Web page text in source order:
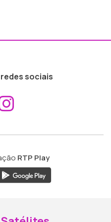
sociais
ao
RTP Play